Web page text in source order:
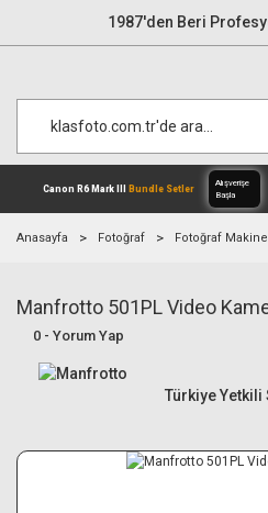
1987'den Beri
Canon R6 Mark III
Anasayfa Fotoğraf Fotoğraf
Manfrotto 501PL Video
0 - Yorum Yap
Türkiye Yetkili